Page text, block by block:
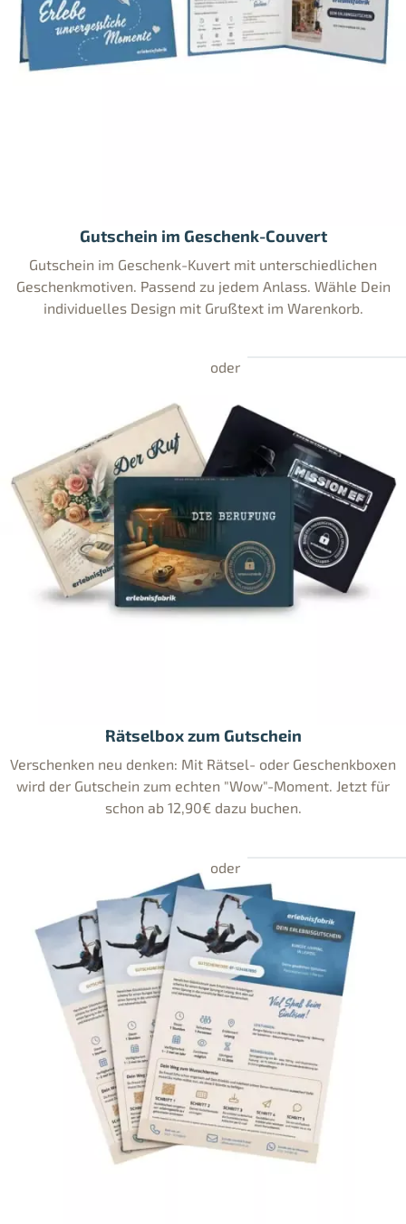
Gutschein im Geschenk-Couvert
Gutschein im Geschenk-Kuvert mit unterschiedlichen
Geschenkmotiven. Passend zu jedem Anlass. Wähle Dein
individuelles Design mit Grußtext im Warenkorb.
Rätselbox zum Gutschein
Verschenken neu denken: Mit Rätsel- oder Geschenkboxen
wird der Gutschein zum echten "Wow"-Moment. Jetzt für
schon ab 12,90€ dazu buchen.